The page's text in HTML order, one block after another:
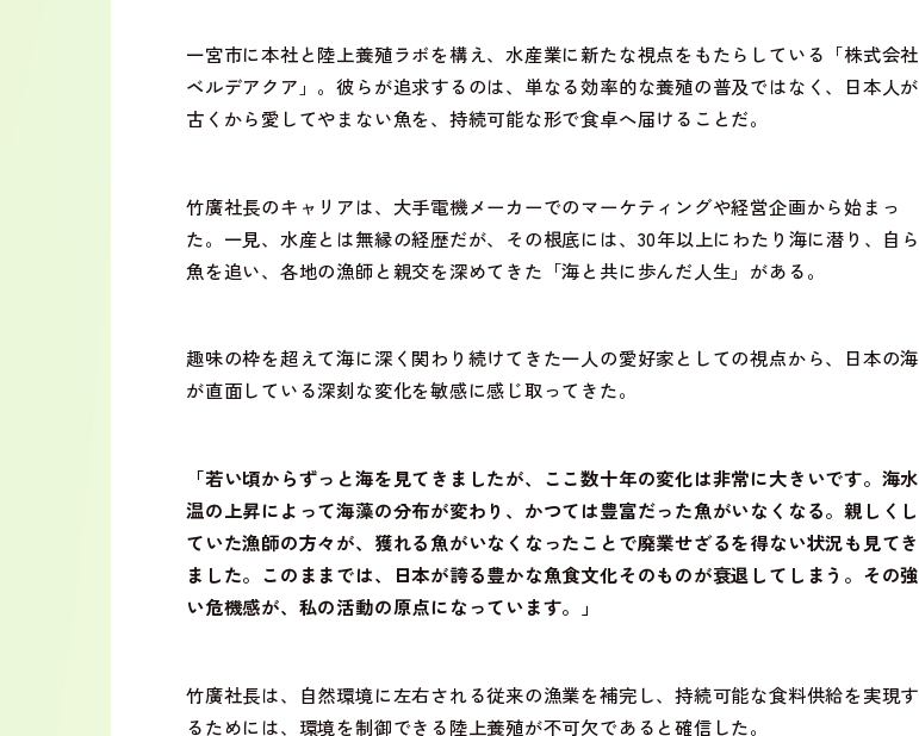
一宮市に本社と陸上養殖ラボを構え、水産業に新たな視点をもたらしている「株式会社
ベルデアクア」。彼らが追求するのは、単なる効率的な養殖の普及ではなく、日本人が
古くから愛してやまない魚を、持続可能な形で食卓へ届けることだ。
竹廣社長のキャリアは、大手電機メーカーでのマーケティングや経営企画から始まっ
た。一見、水産とは無縁の経歴だが、その根底には、 30年以上にわたり海に潜り、自ら
魚を追い、各地の漁師と親交を深めてきた「海と共に歩んだ人生」がある。
趣味の枠を超えて海に深く関わり続けてきた一人の愛好家としての視点から、日本の海
が直面している深刻な変化を敏感に感じ取ってきた。
「若い頃からずっと海を見てきましたが、ここ数十年の変化は非常に大きいです。海水
温の上昇によって海藻の分布が変わり、かつては豊富だった魚がいなくなる。親しくし
ていた漁師の方々が、獲れる魚がいなくなったことで廃業せざるを得ない状況も見てき
ました。このままでは、日本が誇る豊かな魚食文化そのものが衰退してしまう。その強
い危機感が、私の活動の原点になっています。」
竹廣社長は、自然環境に左右される従来の漁業を補完し、持続可能な食料供給を実現す
るためには、環境を制御できる陸上養殖が不可欠であると確信した。